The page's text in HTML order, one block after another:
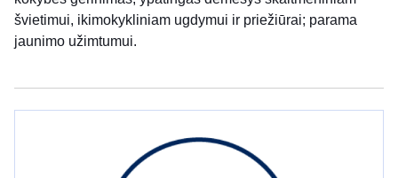
švietimui, ikimokykliniam ugdymui ir priežiūrai; parama
jaunimo užimtumui.